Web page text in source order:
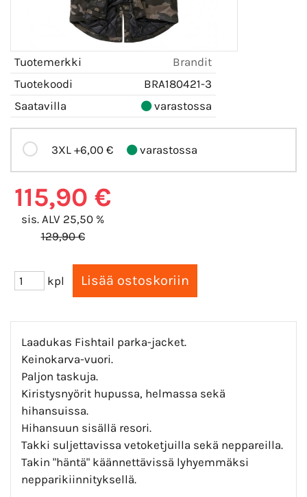
Tuotemerkki
Brandit
Tuotekoodi
BRA180421-3
Saatavilla
varastossa
3XL +6,00 € varastossa
115,90 €
sis. ALV 25,50 %
129,90 €
kpl
Laadukas Fishtail parka-jacket.
Keinokarva-vuori.
Paljon taskuja.
Kiristysnyörit hupussa, helmassa sekä
hihansuissa.
Hihansuun sisällä resori.
Takki suljettavissa vetoketjuilla sekä neppareilla.
Takin "häntä" käännettävissä lyhyemmäksi
nepparikiinnityksellä.